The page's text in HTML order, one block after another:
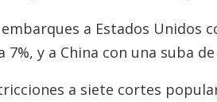
a Estados Unidos
y a China con una suba de
a siete cortes